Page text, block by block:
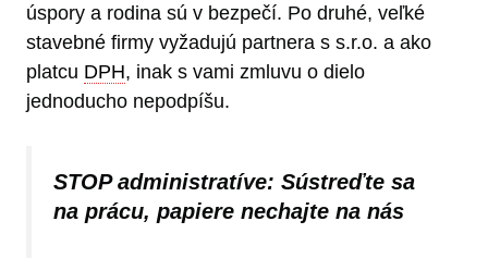
úspory a rodina sú v bezpečí. Po druhé, veľké
stavebné firmy vyžadujú partnera s s.r.o. a ako
platcu DPH, inak s vami zmluvu o dielo
jednoducho nepodpíšu.
STOP administratíve: Sústreďte sa
na prácu, papiere nechajte na nás